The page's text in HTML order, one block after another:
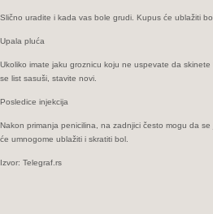
Slično uradite i kada vas bole grudi. Kupus će ublažiti
Upala pluća
Ukoliko imate jaku groznicu koju ne uspevate da
se list sasuši, stavite novi.
Posledice injekcija
Nakon primanja penicilina, na zadnjici često mogu da
će umnogome ublažiti i skratiti bol.
Izvor: Telegraf.rs